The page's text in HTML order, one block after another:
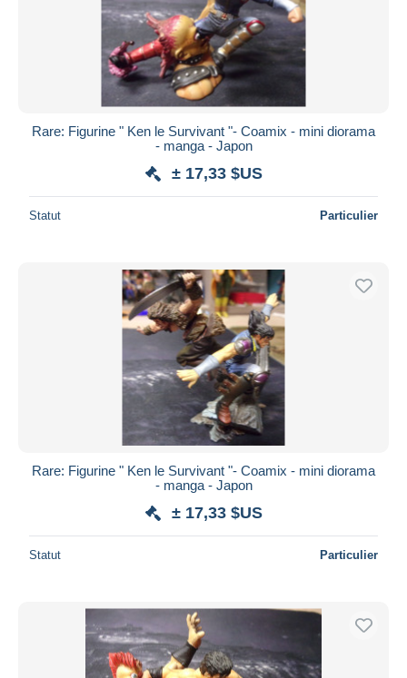
Rare: Figurine " Ken le Survivant "- Coamix - mini diorama
- manga - Japon
± 17,33 $US
Statut Particulier
Rare: Figurine " Ken le Survivant "- Coamix - mini diorama
- manga - Japon
± 17,33 $US
Statut Particulier